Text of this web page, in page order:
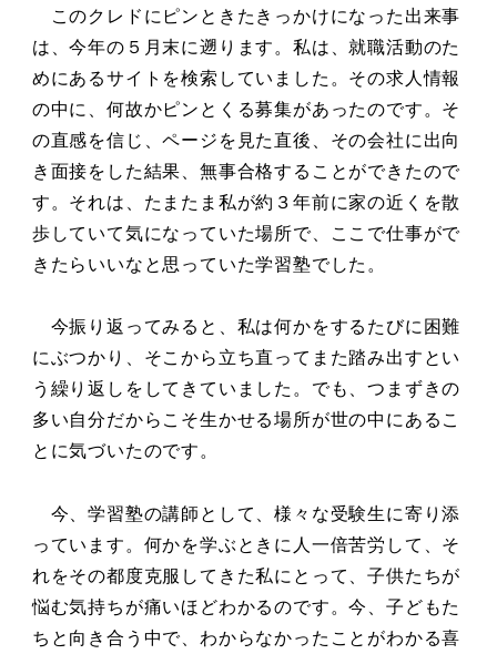
このクレドにピンときたきっかけになった出来事
は、今年の５月末に遡ります。私は、就職活動のた
めにあるサイトを検索していました。その求人情報
の中に、何故かピンとくる募集があったのです。そ
の直感を信じ、ページを見た直後、その会社に出向
き面接をした結果、無事合格することができたので
す。それは、たまたま私が約３年前に家の近くを散
歩していて気になっていた場所で、ここで仕事がで
きたらいいなと思っていた学習塾でした。
今振り返ってみると、私は何かをするたびに困難
にぶつかり、そこから立ち直ってまた踏み出すとい
う繰り返しをしてきていました。でも、つまずきの
多い自分だからこそ生かせる場所が世の中にあるこ
とに気づいたのです。
今、学習塾の講師として、様々な受験生に寄り添
っています。何かを学ぶときに人一倍苦労して、そ
れをその都度克服してきた私にとって、子供たちが
悩む気持ちが痛いほどわかるのです。今、子どもた
ちと向き合う中で、わからなかったことがわかる喜